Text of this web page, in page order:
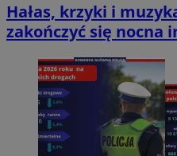
Hałas, krzyki i
zakończyć się nocna